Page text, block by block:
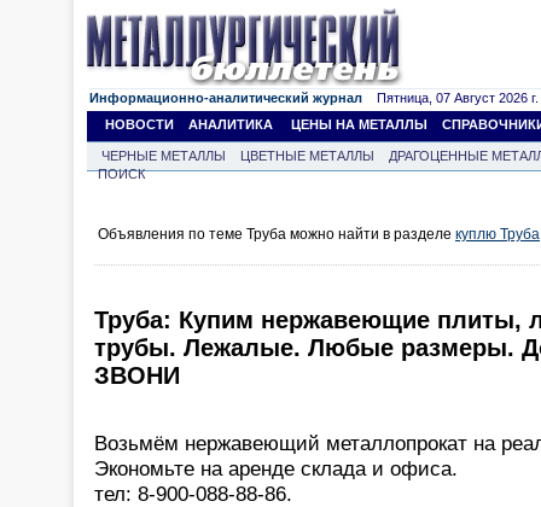
Информационно-аналитический журнал Пятница, 07 Август 2026 г.
НОВОСТИ
АНАЛИТИКА ЦЕНЫ НА МЕТАЛЛЫ
ЧЕРНЫЕ МЕТАЛЛЫ ЦВЕТНЫЕ МЕТАЛЛЫ
ДРАГОЦЕННЫЕ
ПОИСК
Объявления по теме Труба можно найти в разделе куплю Труба
Труба: Купим нержавеющие плиты,
трубы. Лежалые. Любые размеры.
ЗВОНИ
Возьмём нержавеющий металлопрокат на
Экономьте на аренде склада и офиса.
тел: 8-900-088-88-86.